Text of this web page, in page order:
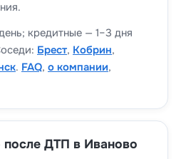
кредитные — 1–3 дня
Брест, Кобрин,
. FAQ, о компании,
после ДТП в Иваново